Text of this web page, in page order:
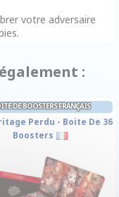
votre adversaire
:
DE BOOSTERS FRANÇAIS
Perdu - Boite De 36
Boosters